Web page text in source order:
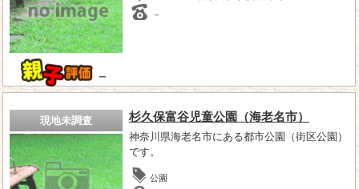
－
－
現地未調査 杉久保富谷児童公園（海老名市）
神奈川県海老名市にある都市公園（街区公園）
です。
公園